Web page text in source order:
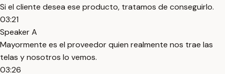
Si el cliente desea ese producto, tratamos de conseguirlo.
03:21
Speaker A
Mayormente es el proveedor quien realmente nos trae las
telas y nosotros lo vemos.
03:26